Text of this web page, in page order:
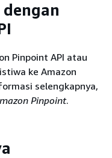
Pinpoint API atau
ke Amazon
selengkapnya,
Pinpoint.